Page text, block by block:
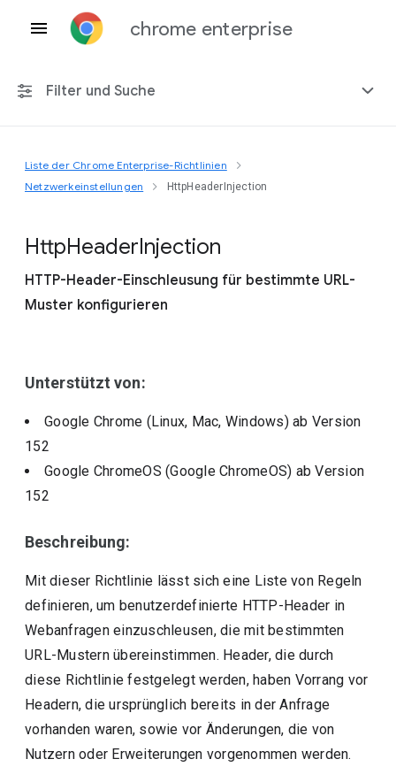
chrome enterprise
Filter und Suche
Alle Plattformen
Einschließlich eingestellter Richtlinien
Liste der Chrome Enterprise-Richtlinien
Netzwerkeinstellungen
HttpHeaderInjection
HttpHeaderInjection
HTTP-Header-Einschleusung für bestimmte URL-
Muster konfigurieren
Unterstützt von:
Google Chrome (Linux, Mac, Windows)ab Version
152
Google ChromeOS (Google ChromeOS) ab Version
152
Beschreibung:
Mit dieser Richtlinie lässt sich eine Liste von Regeln
definieren, um benutzerdefinierte HTTP-Header in
Webanfragen einzuschleusen, die mit bestimmten
URL-Mustern übereinstimmen. Header, die durch
diese Richtlinie festgelegt werden, haben Vorrang vor
Headern, die ursprünglich bereits in der Anfrage
vorhanden waren, sowie vor Änderungen, die von
Nutzern oder Erweiterungen vorgenommen werden.